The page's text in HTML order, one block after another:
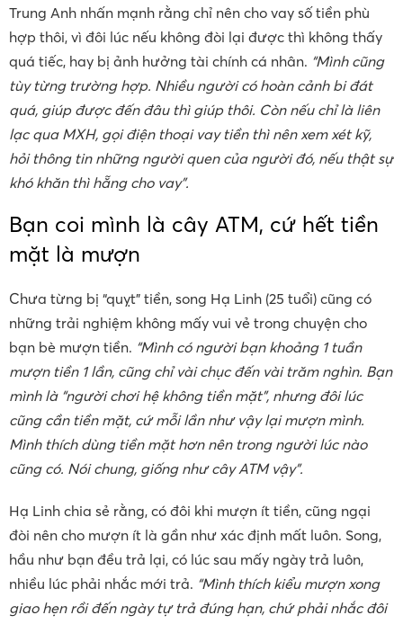
Trung Anh nhấn mạnh rằng chỉ nên cho vay số tiền phù
hợp thôi, vì đôi lúc nếu không đòi lại được thì không thấy
quá tiếc, hay bị ảnh hưởng tài chính cá nhân. “Mình cũng
tùy từng trường hợp. Nhiều người có hoàn cảnh bi đát
quá, giúp được đến đâu thì giúp thôi. Còn nếu chỉ là liên
lạc qua MXH, gọi điện thoại vay tiền thì nên xem xét kỹ,
hỏi thông tin những người quen của người đó, nếu thật sự
khó khăn thì hẵng cho vay”.
Bạn coi mình là cây ATM, cứ hết tiền
mặt là mượn
Chưa từng bị “quỵt” tiền, song Hạ Linh (25 tuổi) cũng có
những trải nghiệm không mấy vui vẻ trong chuyện cho
bạn bè mượn tiền. “Mình có người bạn khoảng 1 tuần
mượn tiền 1 lần, cũng chỉ vài chục đến vài trăm nghìn. Bạn
mình là “người chơi hệ không tiền mặt”, nhưng đôi lúc
cũng cần tiền mặt, cứ mỗi lần như vậy lại mượn mình.
Mình thích dùng tiền mặt hơn nên trong người lúc nào
cũng có. Nói chung, giống như cây ATM vậy”.
Hạ Linh chia sẻ rằng, có đôi khi mượn ít tiền, cũng ngại
đòi nên cho mượn ít là gần như xác định mất luôn. Song,
hầu như bạn đều trả lại, có lúc sau mấy ngày trả luôn,
nhiều lúc phải nhắc mới trả. “Mình thích kiểu mượn xong
giao hẹn rồi đến ngày tự trả đúng hạn, chứ phải nhắc đôi